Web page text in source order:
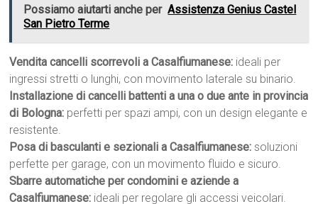
Possiamo aiutarti anche per Assistenza Genius Castel
San Pietro Terme
Vendita cancelli scorrevoli a Casalfiumanese: ideali per
ingressi stretti o lunghi, con movimento laterale su binario.
Installazione di cancelli battenti a una o due ante in provincia
di Bologna: perfetti per spazi ampi, con un design elegante e
resistente.
Posa di basculanti e sezionali a Casalfiumanese: soluzioni
perfette per garage, con un movimento fluido e sicuro.
Sbarre automatiche per condomini e aziende a
Casalfiumanese: ideali per regolare gli accessi veicolari.